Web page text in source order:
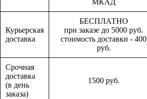
МКАД
Курьерская
доставка
БЕСПЛАТНО
при заказе до 5000 руб.
стоимость доставки - 400
руб.
Срочная
доставка
(в день
заказа)
1500 руб.